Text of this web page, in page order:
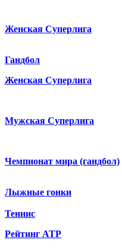
Женская Суперлига
Гандбол
Женская Суперлига
Мужская Суперлига
Чемпионат мира (гандбол)
Лыжные гонки
Теннис
Рейтинг ATP